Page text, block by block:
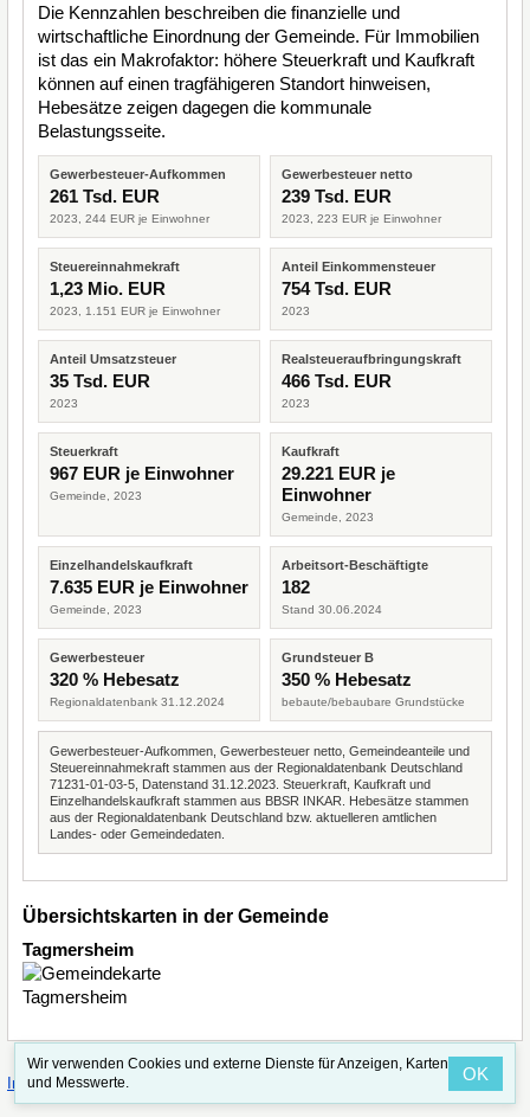
Die Kennzahlen beschreiben die finanzielle und
wirtschaftliche Einordnung der Gemeinde. Für Immobilien
ist das ein Makrofaktor: höhere Steuerkraft und Kaufkraft
können auf einen tragfähigeren Standort hinweisen,
Hebesätze zeigen dagegen die kommunale
Belastungsseite.
Gewerbesteuer-Aufkommen
261 Tsd. EUR
2023, 244 EUR je Einwohner
Gewerbesteuer netto
239 Tsd. EUR
2023, 223 EUR je Einwohner
Steuereinnahmekraft
1,23 Mio. EUR
2023, 1.151 EUR je Einwohner
Anteil Einkommensteuer
754 Tsd. EUR
2023
Anteil Umsatzsteuer
35 Tsd. EUR
2023
Realsteueraufbringungskraft
466 Tsd. EUR
2023
Steuerkraft
967 EUR je Einwohner
Gemeinde, 2023
Kaufkraft
29.221 EUR je
Einwohner
Gemeinde, 2023
Einzelhandelskaufkraft
7.635 EUR je Einwohner
Gemeinde, 2023
Arbeitsort-Beschäftigte
182
Stand 30.06.2024
Gewerbesteuer
320 % Hebesatz
Regionaldatenbank 31.12.2024
Grundsteuer B
350 % Hebesatz
bebaute/bebaubare Grundstücke
Gewerbesteuer-Aufkommen, Gewerbesteuer netto, Gemeindeanteile und
Steuereinnahmekraft stammen aus der Regionaldatenbank Deutschland
71231-01-03-5, Datenstand 31.12.2023. Steuerkraft, Kaufkraft und
Einzelhandelskaufkraft stammen aus BBSR INKAR. Hebesätze stammen
aus der Regionaldatenbank Deutschland bzw. aktuelleren amtlichen
Landes- oder Gemeindedaten.
Übersichtskarten in der Gemeinde
Tagmersheim
Impressum·Straßenindex
Wir verwenden Cookies und externe Dienste für Anzeigen, Karten
und Messwerte.
OK